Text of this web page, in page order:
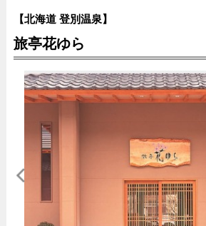
【北海道 登別温泉】
旅亭花ゆら